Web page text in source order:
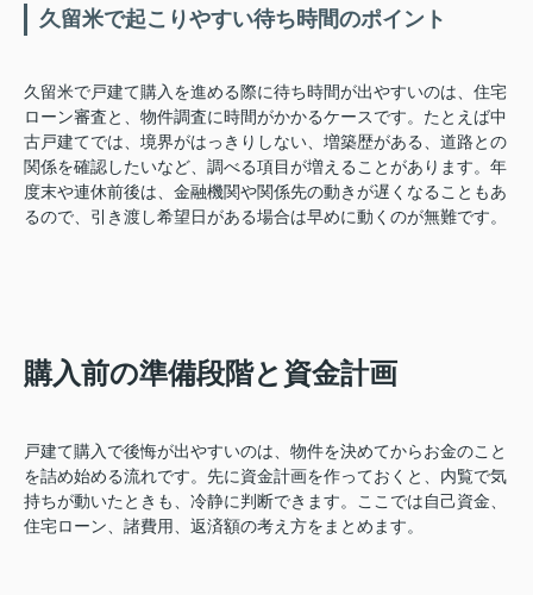
久留米で起こりやすい待ち時間のポイント
久留米で戸建て購入を進める際に待ち時間が出やすいのは、住宅
ローン審査と、物件調査に時間がかかるケースです。たとえば中
古戸建てでは、境界がはっきりしない、増築歴がある、道路との
関係を確認したいなど、調べる項目が増えることがあります。年
度末や連休前後は、金融機関や関係先の動きが遅くなることもあ
るので、引き渡し希望日がある場合は早めに動くのが無難です。
購入前の準備段階と資金計画
戸建て購入で後悔が出やすいのは、物件を決めてからお金のこと
を詰め始める流れです。先に資金計画を作っておくと、内覧で気
持ちが動いたときも、冷静に判断できます。ここでは自己資金、
住宅ローン、諸費用、返済額の考え方をまとめます。